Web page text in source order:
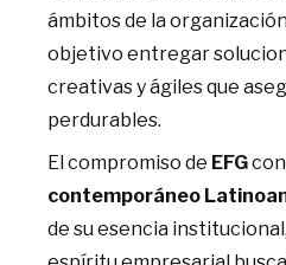
ámbitos de la
objetivo entregar
creativas y ágiles que
perdurables.
El compromiso de EFG
contemporáneo
de su esencia